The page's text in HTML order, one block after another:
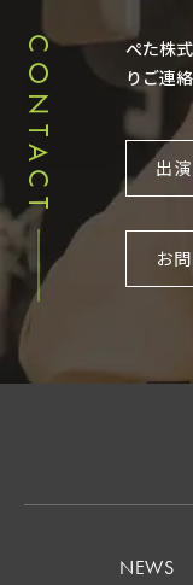
CONTACT
ぺた株
りご連
出
お
NEWS